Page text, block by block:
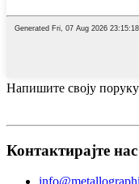
Напишите своју
Контактирајте нас